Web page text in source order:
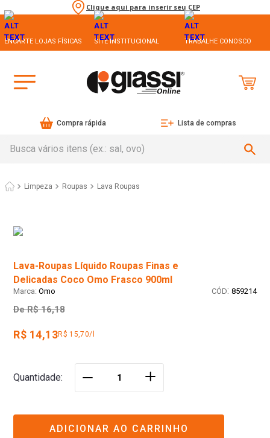
Clique aqui para inserir seu CEP
ENCARTE LOJAS FÍSICAS SITE INSTITUCIONAL TRABALHE CONOSCO
Compra rápida Lista de compras
Limpeza Roupas Lava Roupas
Lava-Roupas Líquido Roupas Finas e
Delicadas Coco Omo Frasco 900ml
Omo : 859214
De R$ 16,18
R$ 14,13R$ 15,70/l
Quantidade ＋
ADICIONAR AO CARRINHO